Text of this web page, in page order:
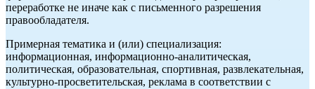
переработке не иначе как с письменного разрешения
правообладателя.
Примерная тематика и (или) специализация:
информационная, информационно-аналитическая,
политическая, образовательная, спортивная, развлекательная,
культурно-просветительская, реклама в соответствии с